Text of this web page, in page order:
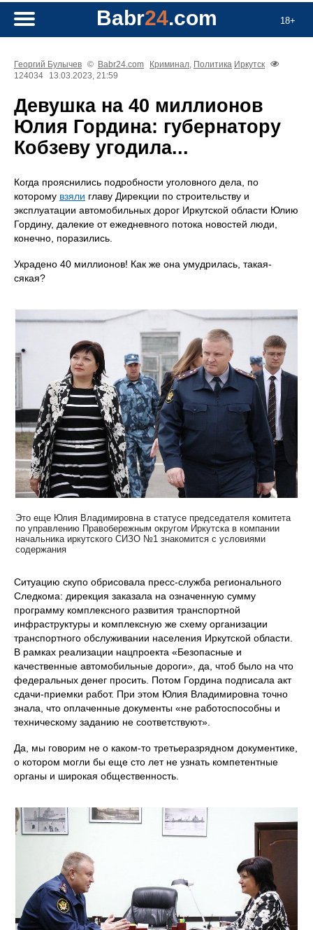
18+
Babr24.com
Георгий Булычев © Babr24.com Криминал, Политика Иркутск
124034
13.03.2023, 21:59
Девушка на 40 миллионов
Юлия Гордина: губернатору
Кобзеву угодила...
Когда прояснились подробности уголовного дела, по
которому взяли главу Дирекции по строительству и
эксплуатации автомобильных дорог Иркутской области Юлию
Гордину, далекие от ежедневного потока новостей люди,
конечно, поразились.
Украдено 40 миллионов! Как же она умудрилась, такая-
сякая?
Это еще Юлия Владимировна в статусе председателя комитета
по управлению Правобережным округом Иркутска в компании
начальника иркутского СИЗО №1 знакомится с условиями
содержания
Ситуацию скупо обрисовала пресс-служба регионального
Следкома: дирекция заказала на означенную сумму
программу комплексного развития транспортной
инфраструктуры и комплексную же схему организации
транспортного обслуживании населения Иркутской области.
В рамках реализации нацпроекта «Безопасные и
качественные автомобильные дороги», да, чтоб было на что
федеральных денег просить. Потом Гордина подписала акт
сдачи-приемки работ. При этом Юлия Владимировна точно
знала, что оплаченные документы «не работоспособны и
техническому заданию не соответствуют».
Да, мы говорим не о каком-то третьеразрядном документике,
о котором могли бы еще сто лет не узнать компетентные
органы и широкая общественность.